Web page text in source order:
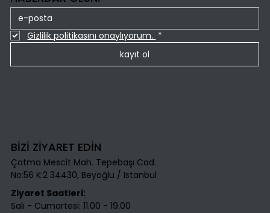
BİZİ ZİYARET EDİN
Çatma Mescit Mah. Tepebaşı Cad.
No:56 K:2 34430, Beyoğlu / Istanbul​
Ziyaret Saatleri:
Salı - Cumartesi: 11.00 - 19.00
Gizlilik politikasını onaylıyorum. *
kayıt ol